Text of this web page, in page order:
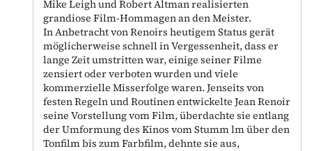
Mike Leigh und Robert Altman realisierten
grandiose Film-Hommagen an den Meister.
In Anbetracht von Renoirs heutigem Status gerät
möglicherweise schnell in Vergessenheit, dass er
lange Zeit umstritten war, einige seiner Filme
zensiert oder verboten wurden und viele
kommerzielle Misserfolge waren. Jenseits von
festen Regeln und Routinen entwickelte Jean Renoir
seine Vorstellung vom Film, überdachte sie entlang
der Umformung des Kinos vom Stumm lm über den
Tonfilm bis zum Farbfilm, dehnte sie aus,